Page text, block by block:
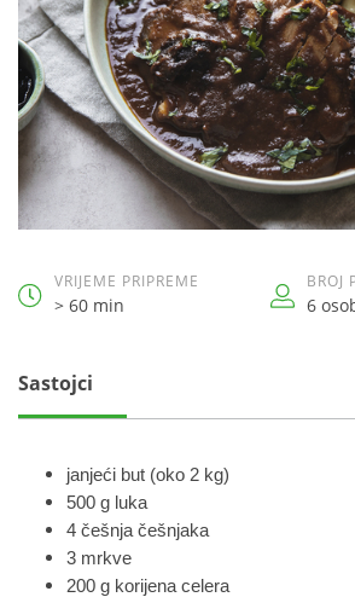
VRIJEME PRIPREME
> 60 min
BROJ
6
Sastojci
janjeći but (oko 2 kg)
500 g luka
4 češnja češnjaka
3 mrkve
200 g korijena celera